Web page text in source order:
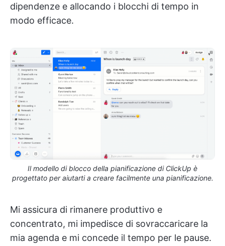
dipendenze e allocando i blocchi di tempo in
modo efficace.
Il modello di blocco della pianificazione di ClickUp è
progettato per aiutarti a creare facilmente una pianificazione.
Mi assicura di rimanere produttivo e
concentrato, mi impedisce di sovraccaricare la
mia agenda e mi concede il tempo per le pause.